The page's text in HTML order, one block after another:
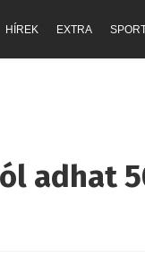
HÍREK EXTRA
adhat